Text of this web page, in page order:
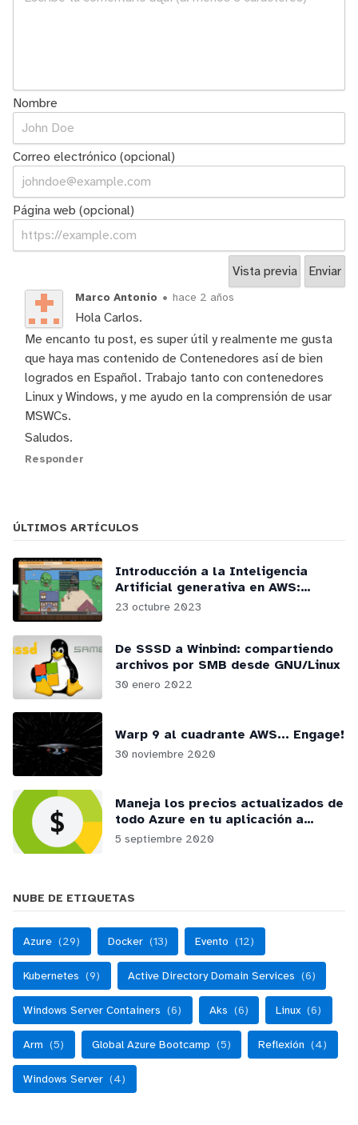
Nombre
Correo electrónico (opcional)
Página web (opcional)
Marco Antonio • hace 2 años
Hola Carlos.
Me encanto tu post, es super útil y realmente me gusta
que haya mas contenido de Contenedores así de bien
logrados en Español. Trabajo tanto con contenedores
Linux y Windows, y me ayudo en la comprensión de usar
MSWCs.
Saludos.
Responder
ÚLTIMOS ARTÍCULOS
Introducción a la Inteligencia
Artificial generativa en AWS:
webinars y podcasts
23 octubre 2023
De SSSD a Winbind: compartiendo
archivos por SMB desde GNU/Linux
30 enero 2022
Warp 9 al cuadrante AWS... Engage!
30 noviembre 2020
Maneja los precios actualizados de
todo Azure en tu aplicación a
través de la RateCard API
5 septiembre 2020
NUBE DE ETIQUETAS
Azure (29) Docker (13) Evento (12)
Kubernetes (9) Active Directory Domain Services (6)
Windows Server Containers (6) Aks (6) Linux (6)
Arm (5) Global Azure Bootcamp (5) Reflexión (4)
Windows Server (4)